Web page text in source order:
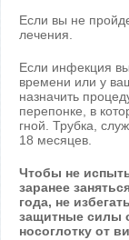
Если вы не
лечения.
Если инфекция
времени или у
назначить
перепонке, в
гной. Трубка,
18 месяцев.
Чтобы не
заранее
года, не
защитные силы
носоглотку от